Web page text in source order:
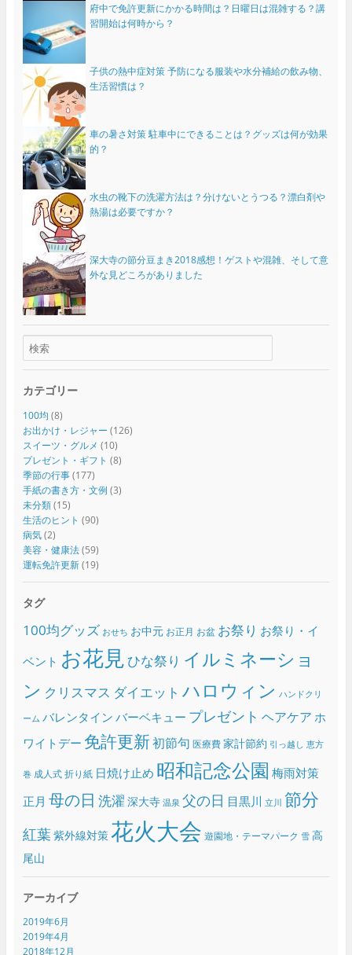
府中で免許更新にかかる時間は？日曜日は混雑する？講
習開始は何時から？
子供の熱中症対策 予防になる服装や水分補給の飲み物、
生活習慣は？
車の暑さ対策 駐車中にできることは？グッズは何が効果
的？
水虫の靴下の洗濯方法は？分けないとうつる？漂白剤や
熱湯は必要ですか？
深大寺の節分豆まき2018感想！ゲストや混雑、そして意
外な見どころがありました
カテゴリー
100均 (8)
お出かけ・レジャー (126)
スイーツ・グルメ (10)
プレゼント・ギフト (8)
季節の行事(177)
手紙の書き方・文例 (3)
未分類(15)
生活のヒント (90)
病気(2)
美容・健康法(59)
運転免許更新(19)
タグ
100均グッズ おせち お中元 お正月 お盆 お祭り お祭り・イ
ベント お花見ひな祭り イルミネーショ
ン クリスマス ダイエット ハロウィン ハンドクリ
ーム バレンタイン バーベキュー プレゼント ヘアケア ホ
ワイトデー 免許更新初節句 医療費 家計節約 引っ越し 恵方
巻 成人式 折り紙 日焼け止め 昭和記念公園 梅雨対策
正月 母の日 洗濯 深大寺 温泉 父の日 目黒川 立川 節分
紅葉紫外線対策花火大会 遊園地・テーマパーク 雪 高
尾山
アーカイブ
2019年6月
2019年4月
2018年12月